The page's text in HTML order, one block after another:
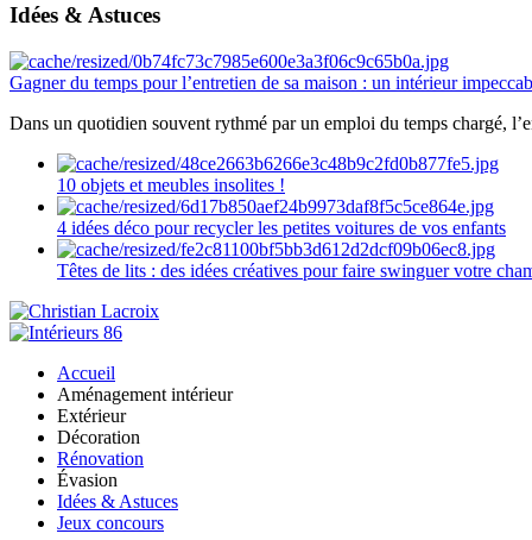
Idées & Astuces
Gagner du temps pour l’entretien de sa maison : un intérieur
Dans un quotidien souvent rythmé par un emploi du temps chargé,
10 objets et meubles insolites !
4 idées déco pour recycler les petites voitures de vos enfants
Têtes de lits : des idées créatives pour faire swinguer votre
Accueil
Aménagement intérieur
Extérieur
Décoration
Rénovation
Évasion
Idées & Astuces
Jeux concours